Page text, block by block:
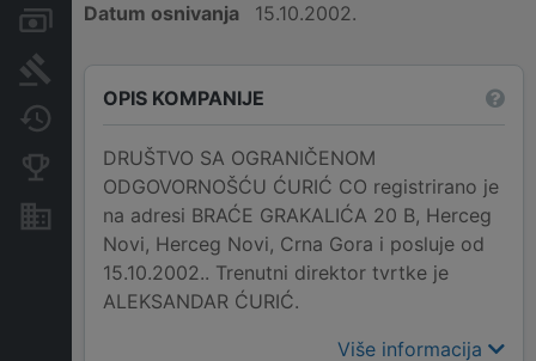
Računi i blokade
Arhiva sudskih objava
Konkurentne kompanije
Nekretnine i imovina
Datum osnivanja
15.10.2002.
OPIS KOMPANIJE
DRUŠTVO SA OGRANIČENOM
ODGOVORNOŠĆU ĆURIĆ CO registrirano je
na adresi BRAĆE GRAKALIĆA 20 B, Herceg
Novi, Herceg Novi, Crna Gora i posluje od
15.10.2002.. Trenutni direktor tvrtke je
ALEKSANDAR ĆURIĆ.
Više informacija